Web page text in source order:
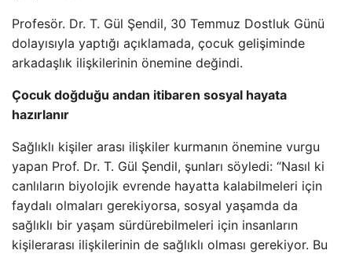
Profesör. Dr. T. Gül Şendil, 30 Temmuz Dostluk Günü
dolayısıyla yaptığı açıklamada, çocuk gelişiminde
arkadaşlık ilişkilerinin önemine değindi.
Çocuk doğduğu andan itibaren sosyal hayata
hazırlanır
Sağlıklı kişiler arası ilişkiler kurmanın önemine vurgu
yapan Prof. Dr. T. Gül Şendil, şunları söyledi: “Nasıl ki
canlıların biyolojik evrende hayatta kalabilmeleri için
faydalı olmaları gerekiyorsa, sosyal yaşamda da
sağlıklı bir yaşam sürdürebilmeleri için insanların
kişilerarası ilişkilerinin de sağlıklı olması gerekiyor. Bu